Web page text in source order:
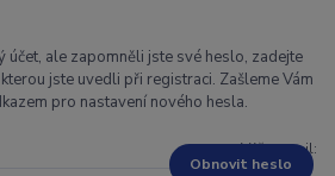
účet, ale zapomněli jste své heslo, zadejte
jste uvedli při registraci. Zašleme Vám
pro nastavení nového hesla.
Váš e-mail:
Obnovit heslo